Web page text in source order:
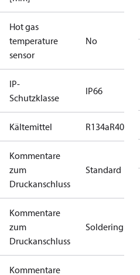
Hot gas
temperature
sensor
No
IP-
Schutzklasse
IP66
Kältemittel R134aR404A
Kommentare
zum
Druckanschluss
Standard
Kommentare
zum
Druckanschluss
Soldering
Kommentare